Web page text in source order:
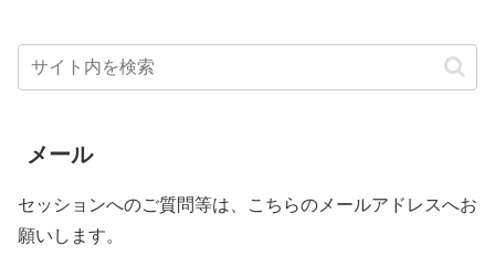
メール
セッションへのご質問等は、こちらのメールアドレスへお
願いします。